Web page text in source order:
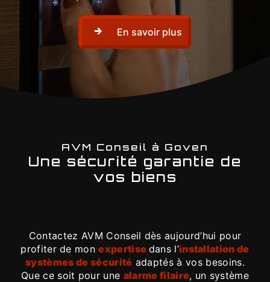
En savoir plus
AVM Conseil à Goven
Une sécurité garantie de
vos biens
Contactez AVM Conseil dès aujourd’hui pour
profiter de monexpertise dans l’installation de
systèmes de sécurité adaptés à vos besoins.
Que ce soit pour une alarme filaire, un système